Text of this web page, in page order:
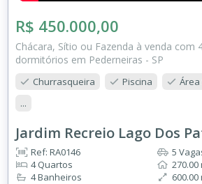
R$ 450.000,00
Chácara, Sítio ou Fazenda à venda com
dormitórios em Pederneiras - SP
Churrasqueira Piscina
Área
...
Jardim Recreio Lago Dos
Ref: RA0146
4 Quartos
4 Banheiros
5
270.00
600.00